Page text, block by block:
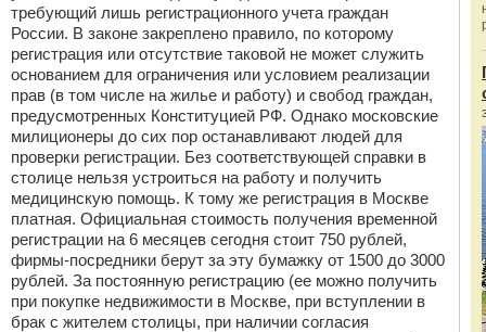
требующий лишь регистрационного учета граждан
России. В законе закреплено правило, по которому
регистрация или отсутствие таковой не может служить
основанием для ограничения или условием реализации
прав (в том числе на жилье и работу) и свобод граждан,
предусмотренных Конституцией РФ. Однако московские
милиционеры до сих пор останавливают людей для
проверки регистрации. Без соответствующей справки в
столице нельзя устроиться на работу и получить
медицинскую помощь. К тому же регистрация в Москве
платная. Официальная стоимость получения временной
регистрации на 6 месяцев сегодня стоит 750 рублей,
фирмы-посредники берут за эту бумажку от 1500 до 3000
рублей. За постоянную регистрацию (ее можно получить
при покупке недвижимости в Москве, при вступлении в
брак с жителем столицы, при наличии согласия